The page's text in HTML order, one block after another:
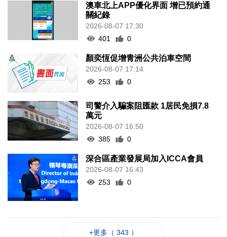
澳車北上APP優化界面 增已預約通
關紀錄
2026-08-07 17:30
401
0
顏奕恆促增青洲公共泊車空間
2026-08-07 17:14
253
0
司警介入騙案阻匯款 1居民免損7.8
萬元
2026-08-07 16:50
385
0
深合區產業發展局加入ICCA會員
2026-08-07 16:43
253
0
+更多（ 343 ）